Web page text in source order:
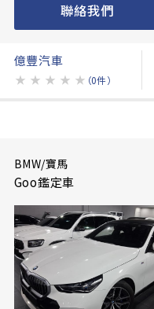
聯絡我們
億豐汽車
★ ★ ★ ★ ★ （0件）
BMW/寶馬
Goo鑑定車